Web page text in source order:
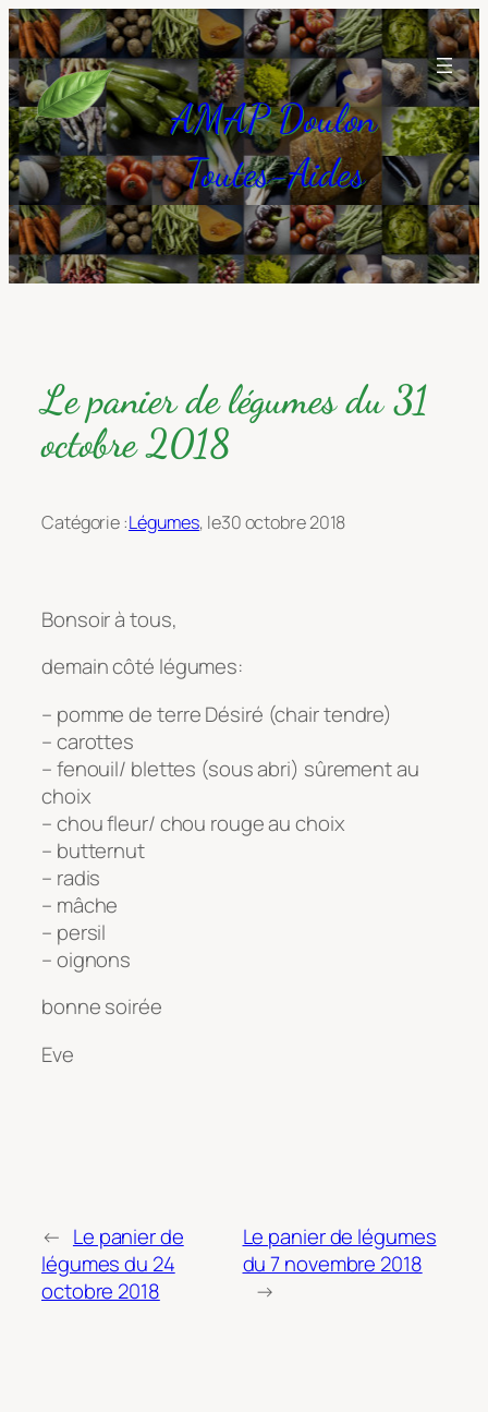
Aller
au
contenu
AMAP Doulon
Toutes-Aides
Le panier de légumes du 31
octobre 2018
Catégorie :Légumes, le30 octobre 2018
Bonsoir à tous,
demain côté légumes:
– pomme de terre Désiré (chair tendre)
– carottes
– fenouil/ blettes (sous abri) sûrement au
choix
– chou fleur/ chou rouge au choix
– butternut
– radis
– mâche
– persil
– oignons
bonne soirée
Eve
← Le panier de
légumes du 24
octobre 2018
Le panier de légumes
du 7 novembre 2018
→